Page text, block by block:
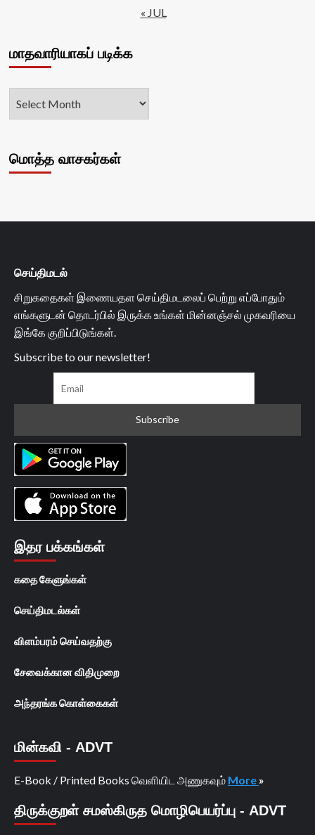
« JUL
மாதவாரியாகப் படிக்க
மொத்த வாசகர்கள்
செய்திமடல்
சிறுகதைகள் இணையதள செய்திமடலைப் பெற்று எப்போதும்
எங்களுடன் தொடர்பில் இருக்க உங்கள் மின்னஞ்சல் முகவரியை
இங்கே குறிப்பிடுங்கள்.
Subscribe to our newsletter!
இதர பக்கங்கள்
கதை கேளுங்கள்
செய்திமடல்கள்
விளம்பரம் செய்வதற்கு
சேவைக்கான விதிமுறை
அந்தரங்க கொள்கைகள்
மின்கவி - ADVT
E-Book / Printed Books வெளியிட அணுகவும் More »
திருக்குறள் சமஸ்கிருத மொழிபெயர்ப்பு - ADVT